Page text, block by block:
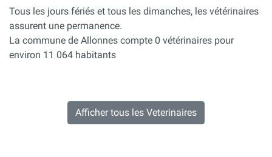
Tous les jours fériés et tous les dimanches, les vétérinaires
assurent une permanence.
La commune de Allonnes compte 0 vétérinaires pour
environ 11 064 habitants
Afficher tous les Veterinaires